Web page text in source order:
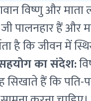
विष्णु और
पालनहार हैं और
है कि जीवन में
का संदेश:
हैं कि पति-